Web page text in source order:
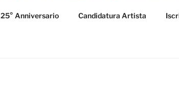
25° Anniversario Candidatura Artista